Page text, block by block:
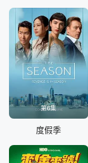
第6集
度假季